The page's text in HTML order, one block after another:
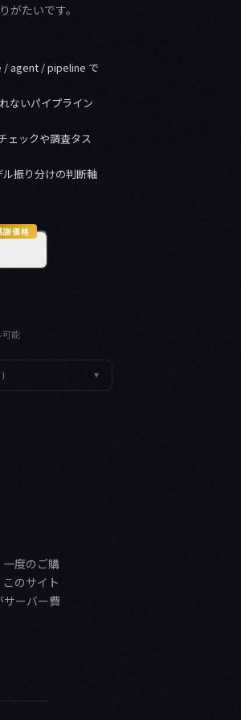
がたいです。
/ agent / pipeline で
ないパイプライン
ェックや調査タス
振り分けの判断軸
謝価格
可能
▾
度のご購
のサイト
サーバー費